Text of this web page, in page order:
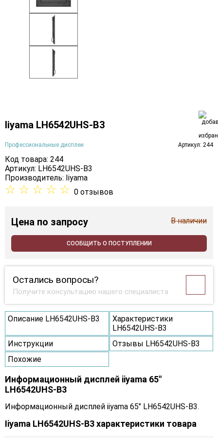
Iiyama LH6542UHS-B3
Профессиональные дисплеи Артикул: 244
Код товара: 244
Артикул: LH6542UHS-B3
Производитель: Iiyama
☆ ☆ ☆ ☆ ☆ 0 отзывов
Цена по запросу В наличии
СООБЩИТЬ О ПОСТУПЛЕНИИ
Остались вопросы?
Получите консультацию нашего специалиста
Описание LH6542UHS-B3
Характеристики
LH6542UHS-B3
Инструкции
Отзывы LH6542UHS-B3
Похожие
Информационный дисплей iiyama 65"
LH6542UHS-B3
Информационный дисплей iiyama 65" LH6542UHS-B3.
Iiyama LH6542UHS-B3 характеристики товара